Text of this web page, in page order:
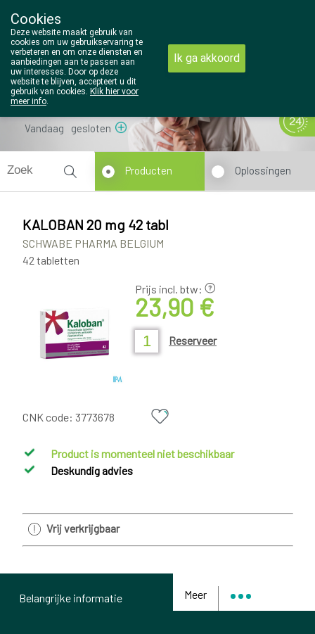
014/810298
Vandaag gesloten
Producten Oplossingen
KALOBAN 20 mg 42 tabl
SCHWABE PHARMA BELGIUM
42 tabletten
Prijs incl. btw:
23,90 €
Reserveer
CNK code: 3773678
Product is momenteel niet beschikbaar
Deskundig advies
Vrij verkrijgbaar
Meer
Belangrijke informatie
Cookies
Deze website maakt gebruik van
cookies om uw gebruikservaring te
verbeteren en om onze diensten en
aanbiedingen aan te passen aan
uw interesses. Door op deze
website te blijven, accepteert u dit
gebruik van cookies. Klik hier voor
meer info.
Ik ga akkoord